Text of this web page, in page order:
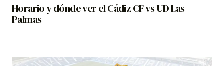
Horario y dónde ver el Cádiz CF vs UD Las
Palmas